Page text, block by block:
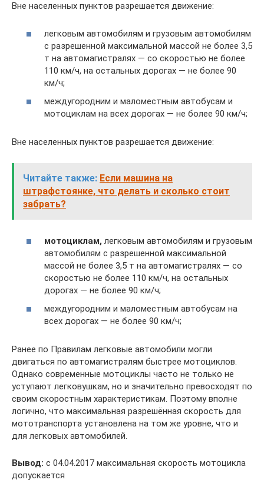
Вне населенных пунктов разрешается движение:
легковым автомобилям и грузовым автомобилям
с разрешенной максимальной массой не более 3,5
т на автомагистралях — со скоростью не более
110 км/ч, на остальных дорогах — не более 90
км/ч;
междугородним и маломестным автобусам и
мотоциклам на всех дорогах — не более 90 км/ч;
Вне населенных пунктов разрешается движение:
Читайте также: Если машина на
штрафстоянке, что делать и сколько стоит
забрать?
мотоциклам, легковым автомобилям и грузовым
автомобилям с разрешенной максимальной
массой не более 3,5 т на автомагистралях — со
скоростью не более 110 км/ч, на остальных
дорогах — не более 90 км/ч;
междугородним и маломестным автобусам на
всех дорогах — не более 90 км/ч;
Ранее по Правилам легковые автомобили могли
двигаться по автомагистралям быстрее мотоциклов.
Однако современные мотоциклы часто не только не
уступают легковушкам, но и значительно превосходят по
своим скоростным характеристикам. Поэтому вполне
логично, что максимальная разрешённая скорость для
мототранспорта установлена на том же уровне, что и
для легковых автомобилей.
Вывод: с 04.04.2017 максимальная скорость мотоцикла
допускается